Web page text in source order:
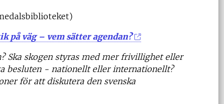
på väg – vem sätter agendan?
Ska skogen styras med mer frivillighet eller
besluten - nationellt eller internationellt?
för att diskutera den svenska